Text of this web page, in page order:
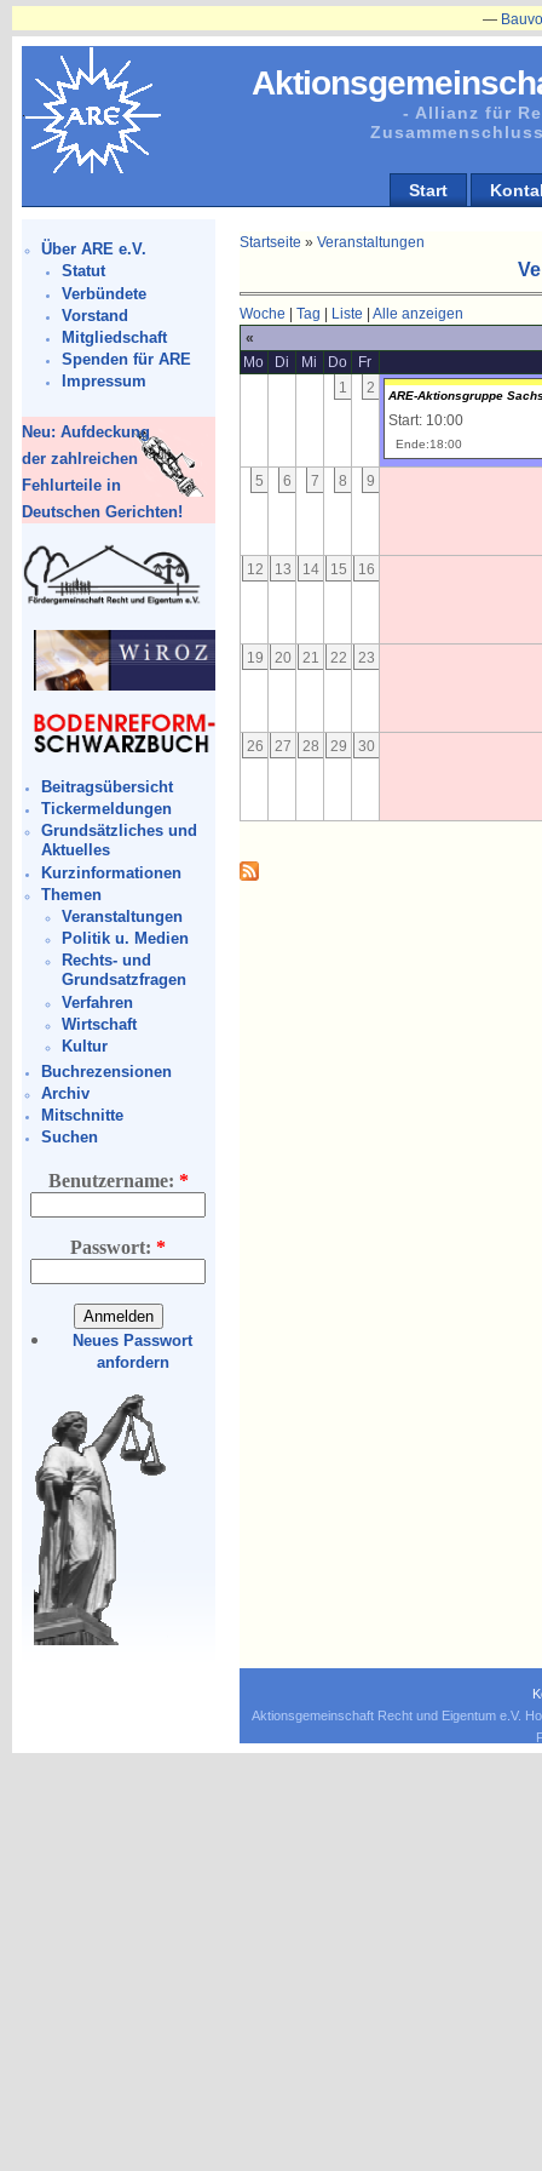
- Allianz für
Start
Über ARE e.V.
Statut
Verbündete
Vorstand
Mitgliedschaft
Spenden für ARE
Impressum
Neu: Aufdeckung
der zahlreichen
Fehlurteile in
Deutschen Gerichten!
Beitragsübersicht
Tickermeldungen
Grundsätzliches und
Aktuelles
Kurzinformationen
Themen
Veranstaltungen
Politik u. Medien
Rechts- und
Grundsatzfragen
Verfahren
Wirtschaft
Kultur
Buchrezensionen
Archiv
Mitschnitte
Suchen
Benutzername: *
Passwort:*
Neues Passwort
anfordern
Startseite » Veranstaltungen
Woche Tag Liste
Alle anzeigen
«
Mo
Di Mi Do
Fr
1
2 ARE-Aktionsgruppe
Start: 10:00
Ende:18:00
5 6 7 8 9
12 13 14 15 16
19 20 21 22 23
26 27 28 29 30
Aktionsgemeinschaft Recht und Eigentum e.V.